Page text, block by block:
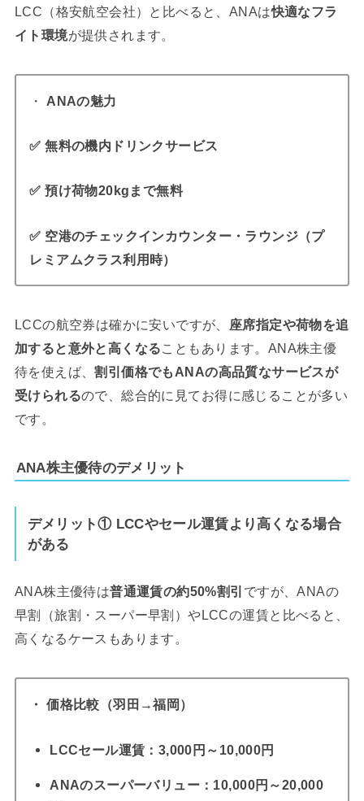
LCC（格安航空会社）と比べると、ANAは快適なフラ
イト環境が提供されます。
・ ANAの魅力
✅ 無料の機内ドリンクサービス
✅ 預け荷物20kgまで無料
✅ 空港のチェックインカウンター・ラウンジ（プ
レミアムクラス利用時）
LCCの航空券は確かに安いですが、 座席指定や荷物を追
加すると意外と高くなることもあります。ANA株主優
待を使えば、割引価格でもANAの高品質なサービスが
受けられるので、総合的に見てお得に感じることが多い
です。
ANA株主優待のデメリット
デメリット① LCCやセール運賃より高くなる場合
がある
ANA株主優待は普通運賃の約50%割引 ですが、ANAの
早割（旅割・スーパー早割）やLCCの運賃と比べると、
高くなるケースもあります。
・価格比較（羽田→福岡）
LCCセール運賃：3,000円～10,000円
ANAのスーパーバリュー：10,000円～20,000